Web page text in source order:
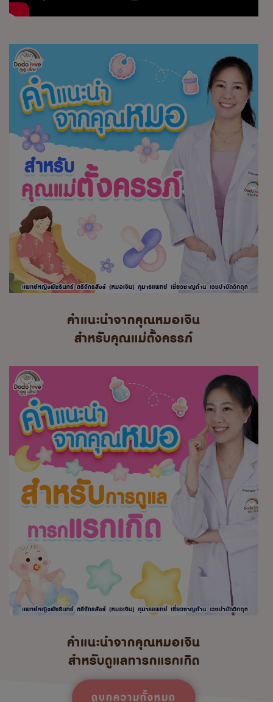
คำแนะนำจากคุณหมอเจิน
สำหรับคุณแม่ตั้งครรภ์
คำแนะนำจากคุณหมอเจิน
สำหรับดูแลทารกแรกเกิด
ดูบทความทั้งหมด